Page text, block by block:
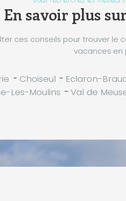
En savoir plus
ces conseils pour trouver le
vacances en
- Choiseul - Eclaron-
Les-Moulins - Val de